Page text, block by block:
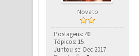
Novato
Postagens: 40
Tópicos: 15
Juntou-se: Dec 2017